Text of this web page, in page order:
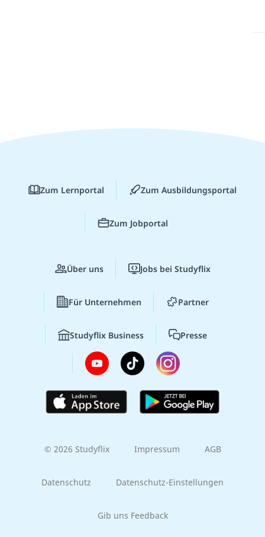
Zum Lernportal Zum Ausbildungsportal
Zum Jobportal
Über uns Jobs bei Studyflix
Für Unternehmen Partner
Studyflix Business Presse
© 2026 Studyflix Impressum AGB
Datenschutz Datenschutz-Einstellungen
Gib uns Feedback